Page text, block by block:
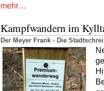
mehr…
Kampfwandern im
Der Meyer Frank - Die